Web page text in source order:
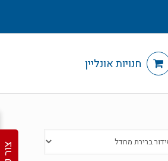
חנויות אונליין